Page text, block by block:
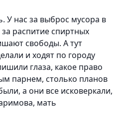
У нас за выброс мусора в
распитие спиртных
свободы. А тут
и ходят по городу
глаза, какое право
парнем, столько планов
а они все исковеркали,
мать